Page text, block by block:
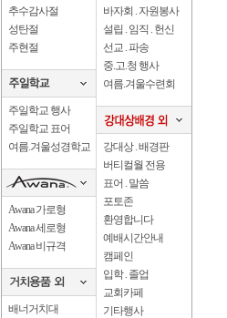
추수감사절
성탄절
주현절
주일학교 행사
주일학교 표어
여름.겨울성경학교
Awana 가로형
Awana 세로형
Awana 비규격
배너거치대
바자회 . 자원봉사
설립 . 임직 . 헌신
선교 . 파송
중.고.청 행사
여름.겨울수련회
강대상 . 배경판
버티컬월 전용
표어 . 말씀
포토존
환영합니다
예배시간안내
캠페인
입학 . 졸업
교회카페
기타행사